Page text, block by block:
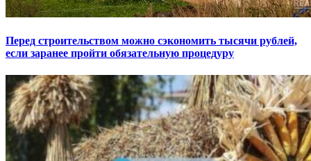
Перед строительством можно сэкономить тысячи рублей,
если заранее пройти обязательную процедуру